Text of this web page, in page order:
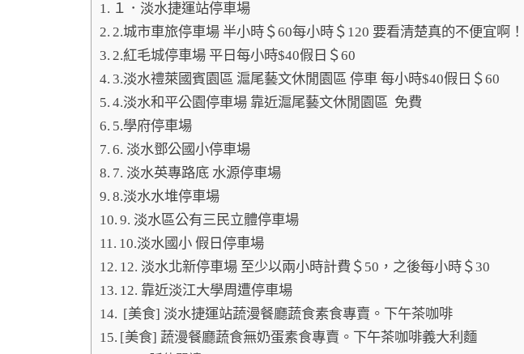
１．淡水捷運站停車場
2.城市車旅停車場 半小時＄60每小時＄120 要看清楚真的不便宜啊！
2.紅毛城停車場 平日每小時$40假日＄60
3.淡水禮萊國賓園區 滬尾藝文休閒園區 停車 每小時$40假日＄60
4.淡水和平公園停車場 靠近滬尾藝文休閒園區 免費
5.學府停車場
6. 淡水鄧公國小停車場
7. 淡水英專路底 水源停車場
8.淡水水堆停車場
9. 淡水區公有三民立體停車場
10.淡水國小 假日停車場
12. 淡水北新停車場 至少以兩小時計費＄50，之後每小時＄30
12. 靠近淡江大學周遭停車場
[美食] 淡水捷運站蔬漫餐廳蔬食素食專賣。下午茶咖啡
[美食] 蔬漫餐廳蔬食無奶蛋素食專賣。下午茶咖啡義大利麵